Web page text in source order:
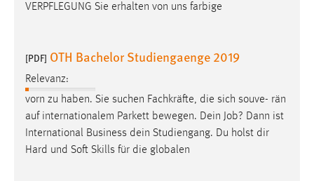
VERPFLEGUNG Sie erhalten von uns farbige
[PDF] OTH Bachelor Studiengaenge 2019
Relevanz:
vorn zu haben. Sie suchen Fachkräfte, die sich souve- rän
auf internationalem Parkett bewegen. Dein Job? Dann ist
International Business dein Studiengang. Du holst dir
Hard und Soft Skills für die globalen